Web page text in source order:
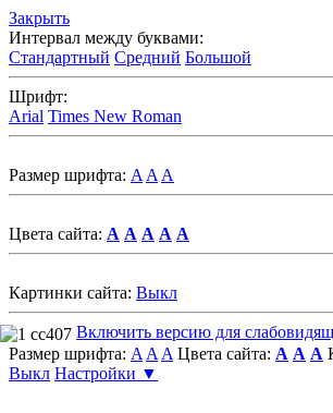
Закрыть
Интервал между буквами:
Стандартный Средний Большой
Шрифт:
Arial Times New Roman
Размер шрифта: A A A
Цвета сайта: A A A A A
Картинки сайта: Выкл
Включить версию для
Размер шрифта: A A A Цвета сайта: A A A
Выкл Настройки ▼